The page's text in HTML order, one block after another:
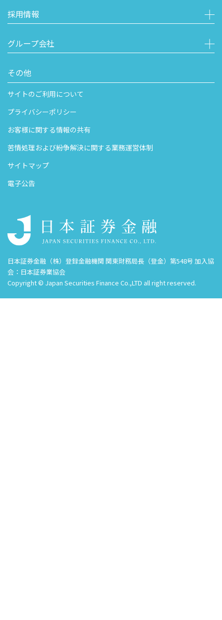
採用情報
グループ会社
その他
サイトのご利用について
プライバシーポリシー
お客様に関する情報の共有
苦情処理および紛争解決に関する業務運営体制
サイトマップ
電子公告
日本証券金融（株）登録金融機関 関東財務局長（登金）第548号 加入協
会：日本証券業協会
Copyright © Japan Securities Finance Co.,LTD all right reserved.